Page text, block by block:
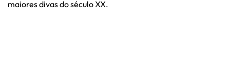
maiores divas do século XX.